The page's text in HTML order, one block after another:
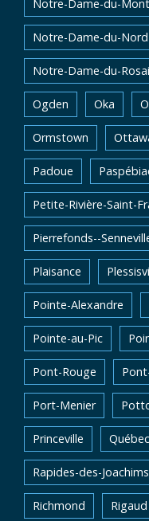
Notre-Dame-du-
Notre-Dame-du-Nord
Notre-Dame-du-
Ogden Oka
Ormstown
Padoue
Petite-Rivière-Saint-
Pierrefonds--
Plaisance
Pointe-Alexandre
Pointe-au-Pic
Pont-Rouge
Port-Menier
Princeville Québec
Rapides-des-Joachims
Richmond Rigaud